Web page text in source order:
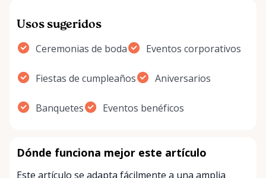
Usos sugeridos
Ceremonias de boda Eventos corporativos
Fiestas de cumpleaños Aniversarios
Banquetes Eventos benéficos
Dónde funciona mejor este artículo
Este artículo se adapta fácilmente a una amplia